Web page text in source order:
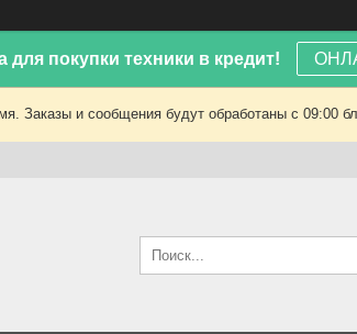
покупки техники в кредит!
Заказы и сообщения будут обработаны с 09:00